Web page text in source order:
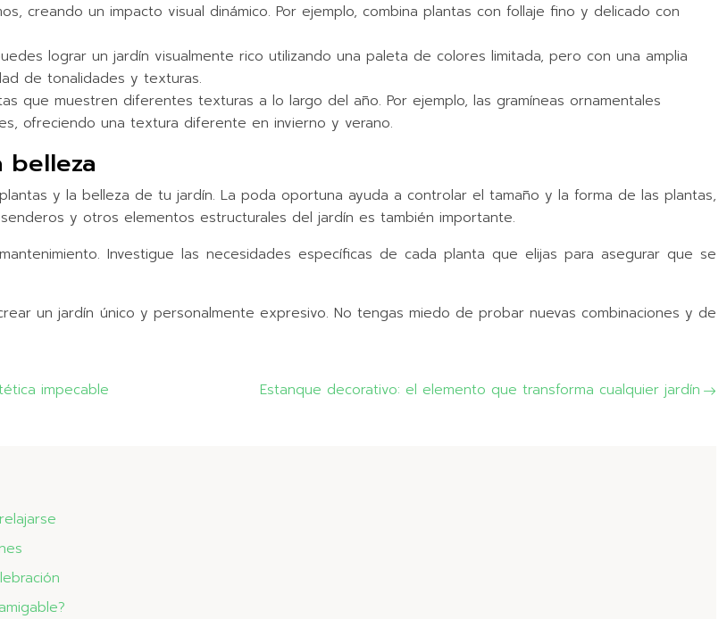
creando un impacto visual dinámico. Por ejemplo, combina plantas con follaje fino y delicado con
lograr un jardín visualmente rico utilizando una paleta de colores limitada, pero con una amplia
de tonalidades y texturas.
que muestren diferentes texturas a lo largo del año. Por ejemplo, las gramíneas ornamentales
ofreciendo una textura diferente en invierno y verano.
y la belleza de tu jardín. La poda oportuna ayuda a controlar el tamaño y la forma de las plantas,
y otros elementos estructurales del jardín es también importante.
Investigue las necesidades específicas de cada planta que elijas para asegurar que se
un jardín único y personalmente expresivo. No tengas miedo de probar nuevas combinaciones y de
impecable Estanque decorativo: el elemento que transforma cualquier jardín